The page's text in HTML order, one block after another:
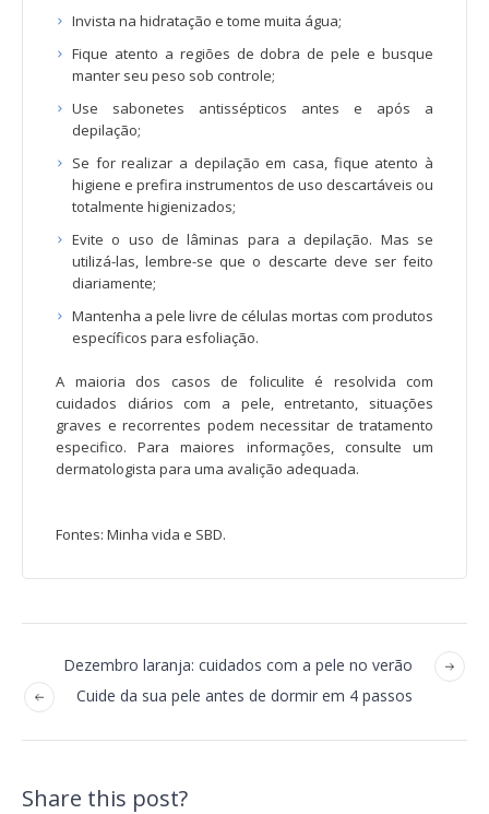
Invista na hidratação e tome muita água;
Fique atento a regiões de dobra de pele e busque
manter seu peso sob controle;
Use sabonetes antissépticos antes e após a
depilação;
Se for realizar a depilação em casa, fique atento à
higiene e prefira instrumentos de uso descartáveis ou
totalmente higienizados;
Evite o uso de lâminas para a depilação. Mas se
utilizá-las, lembre-se que o descarte deve ser feito
diariamente;
Mantenha a pele livre de células mortas com produtos
específicos para esfoliação.
A maioria dos casos de foliculite é resolvida com
cuidados diários com a pele, entretanto, situações
graves e recorrentes podem necessitar de tratamento
especifico. Para maiores informações, consulte um
dermatologista para uma avalição adequada.
Fontes: Minha vida e SBD.
Dezembro laranja: cuidados com a pele no verão
Cuide da sua pele antes de dormir em 4 passos
Share this post?